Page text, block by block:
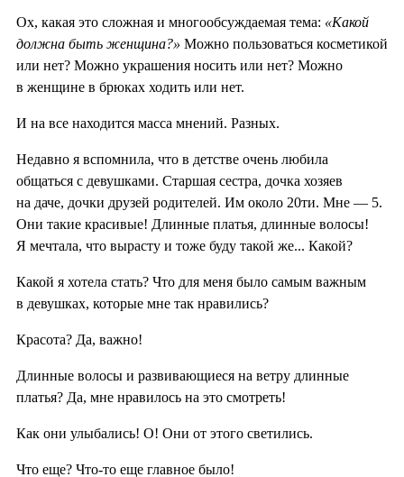
Ох, какая это сложная и многообсуждаемая тема: «Какой
должна быть женщина?» Можно пользоваться косметикой
или нет? Можно украшения носить или нет? Можно
в женщине в брюках ходить или нет.
И на все находится масса мнений. Разных.
Недавно я вспомнила, что в детстве очень любила
общаться с девушками. Старшая сестра, дочка хозяев
на даче, дочки друзей родителей. Им около 20ти. Мне — 5.
Они такие красивые! Длинные платья, длинные волосы!
Я мечтала, что вырасту и тоже буду такой же... Какой?
Какой я хотела стать? Что для меня было самым важным
в девушках, которые мне так нравились?
Красота? Да, важно!
Длинные волосы и развивающиеся на ветру длинные
платья? Да, мне нравилось на это смотреть!
Как они улыбались! О! Они от этого светились.
Что еще? Что-то еще главное было!